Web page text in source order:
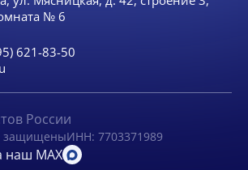
№ 6
621-83-50
России
защищеныИНН: 7703371989
наш MAX